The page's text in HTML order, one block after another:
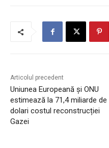
Articolul precedent
Uniunea Europeană și ONU
estimează la 71,4 miliarde de
dolari costul reconstrucției
Gazei